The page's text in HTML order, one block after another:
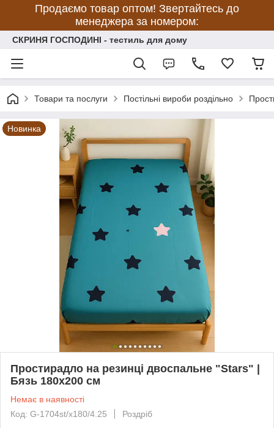
Продаємо товар оптом! Звертайтесь до
менеджера за номером:
СКРИНЯ ГОСПОДИНІ - тестиль для дому
Товари та послуги Постільні вироби роздільно
Новинка
Простирадло на резинці двоспальне "Stars" |
Бязь 180х200 см
Немає в наявності
Код: G-1704st/x180/4.25
Роздріб